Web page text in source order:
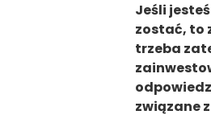
Jeśli
zostać, to
trzeba
związane